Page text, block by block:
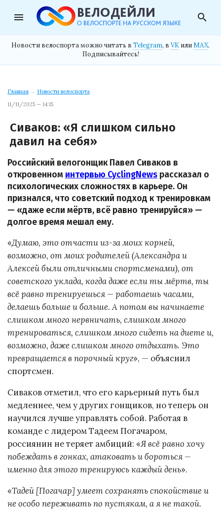
menu search
Новости велоспорта можно читать в Telegram, в VK илиMAX.
Подписывайтесь!
Главная → Новости велоспорта
11/11/2025 — 14:15
Сиваков: «Я слишком сильно
давил на себя»
Российский велогонщик Павел Сиваков в
откровенном интервью CyclingNews рассказал о
психологических сложностях в карьере. Он
признался, что советский подход к тренировкам
— «даже если мёртв, всё равно тренируйся» —
долгое время мешал ему.
«Думаю, это отчасти из-за моих корней,
возможно, от моих родителей (Александра и
Алексей были отличными спортсменами), от
советского уклада, когда даже если ты мёртв, ты
всё равно тренируешься — работаешь часами,
делаешь больше и больше. А потом вы начинаете
слишком много нервничать, слишком много
тренироваться, слишком много сидеть на диете и,
возможно, даже слишком много отдыхать. Это
превращается в порочный круг», — объяснил
спортсмен.
Сиваков отметил, что его карьерный путь был
медленнее, чем у других гонщиков, но теперь он
научился лучше управлять собой. Работая в
команде с лидером Тадеем Погачаром,
россиянин не теряет амбиций: «Я всё равно хочу
побеждать в гонках, атаковать и бороться —
именно для этого тренируюсь каждый день».
«Тадей [Погачар] умеет сохранять спокойствие и
не особо переживать по пустякам, а я не такой.